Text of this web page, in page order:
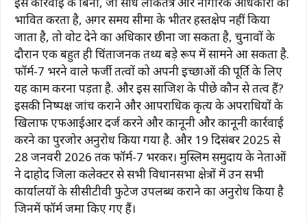
प्रभावित करता है, अगर समय सीमा के भीतर हस्तक्षेप नहीं किया
जाता है, तो वोट देने का अधिकार छीना जा सकता है, चुनावों के
दौरान एक बहुत ही चिंताजनक तथ्य बड़े रूप में सामने आ सकता है.
फॉर्म-7 भरने वाले फर्जी तत्वों को अपनी इच्छाओं की पूर्ति के लिए
यह काम करना पड़ता है. और इस साजिश के पीछे कौन से तत्व हैं?
इसकी निष्पक्ष जांच कराने और आपराधिक कृत्य के अपराधियों के
खिलाफ एफआईआर दर्ज करने और कानूनी और कानूनी कार्रवाई
करने का पुरजोर अनुरोध किया गया है. और 19 दिसंबर 2025 से
28 जनवरी 2026 तक फॉर्म-7 भरकर। मुस्लिम समुदाय के नेताओं
ने दाहोद जिला कलेक्टर से सभी विधानसभा क्षेत्रों में उन सभी
कार्यालयों के सीसीटीवी फुटेज उपलब्ध कराने का अनुरोध किया है
जिनमें फॉर्म जमा किए गए हैं।